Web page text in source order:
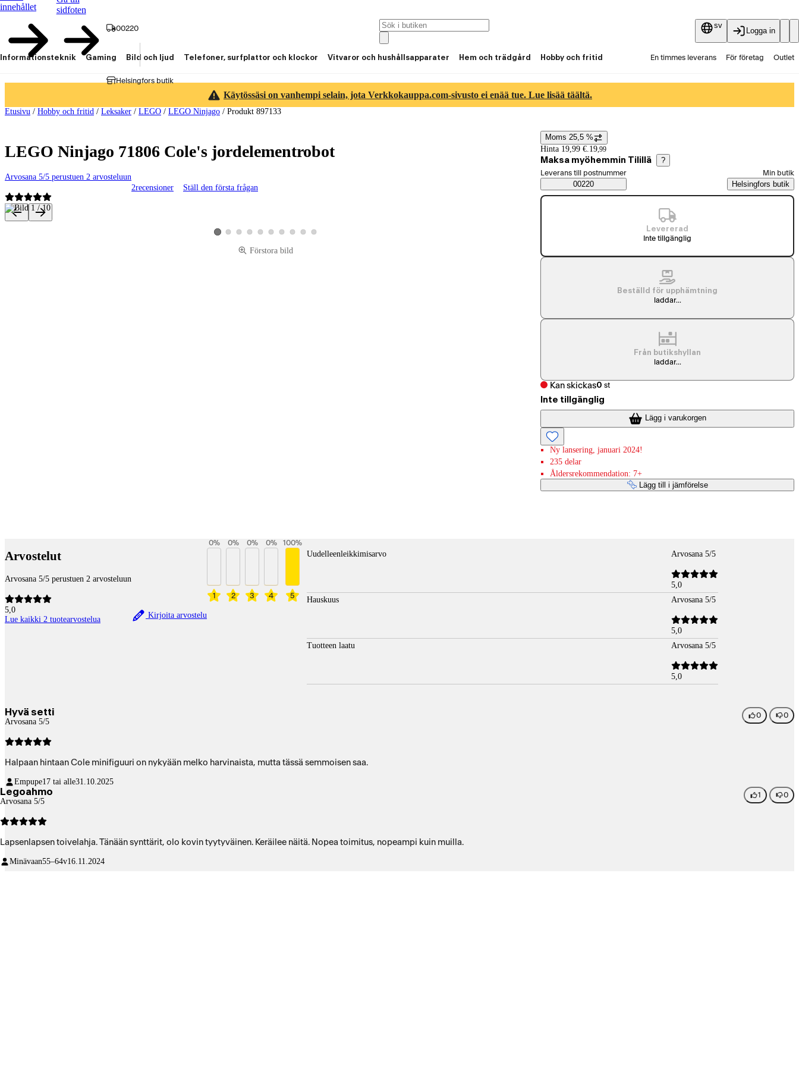
innehållet
sidfoten
00220
Helsingfors butik
sv
Logga in
Informationsteknik Gaming Bild och ljud Telefoner, surfplattor och klockor Vitvaror och hushållsapparater Hem och trädgård Hobby och fritid En timmes leverans För företag Outlet
Käytössäsi on vanhempi selain, jota Verkkokauppa.com-sivusto ei enää tue. Lue lisää täältä.
Etusivu / Hobby och fritid / Leksaker / LEGO / LEGO Ninjago / Produkt 897133
LEGO Ninjago 71806 Cole's jordelementrobot
Arvosana 5/5 perustuen 2 arvosteluun
2recensioner Ställ den första frågan
Produktbilder och videor
Visa produktbild 1
Visa produktbild 2
Visa produktbild 3
Visa produktbild 4
Visa produktbild 5
Visa produktbild 6
Visa produktbild 7
Visa produktbild 8
Visa produktbild 9
Visa produktbild 10
Förstora bild
Prisinformation
Moms 25,5 %
Hinta 19,99 €. 19,99
Maksa myöhemmin Tilillä ?
Saatavuustiedot
Välj beställningssätt
Leverans till postnummer
00220
Min butik
Helsingfors butik
Levererad
Inte tillgänglig
Beställd för upphämtning
laddar...
Från butikshyllan
laddar...
Kan skickas0 st
Inte tillgänglig
Lägg i varukorgen
Ny lansering, januari 2024!
235 delar
Åldersrekommendation: 7+
Lägg till i jämförelse
Arvostelut
Arvosana 5/5 perustuen 2 arvosteluun
5,0
Lue kaikki 2 tuotearvostelua
Kirjoita arvostelu
1
0%
2
0%
3
0%
4
0%
5
100%
Uudelleenleikkimisarvo Arvosana 5/5
5,0
Hauskuus
Arvosana 5/5
5,0
Tuotteen laatu
Arvosana 5/5
5,0
Hyvä setti
Arvosana 5/5
0 0
Halpaan hintaan Cole minifiguuri on nykyään melko harvinaista, mutta tässä semmoisen saa.
Empupe17 tai alle31.10.2025
Legoahmo
Arvosana 5/5
1 0
Lapsenlapsen toivelahja. Tänään synttärit, olo kovin tyytyväinen. Keräilee näitä. Nopea toimitus, nopeampi kuin muilla.
Minävaan55–64v16.11.2024